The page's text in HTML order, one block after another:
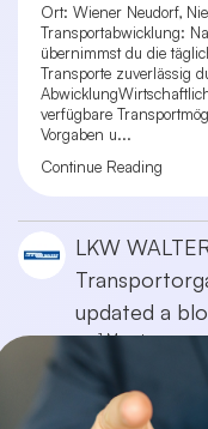
Ort: Wiener Neudorf,
Transportabwicklung:
übernimmst du die
Transporte zuverlässig
verfügbare
Vorgaben u...
Continue Reading
LKW
updated a
vor 1 Monat